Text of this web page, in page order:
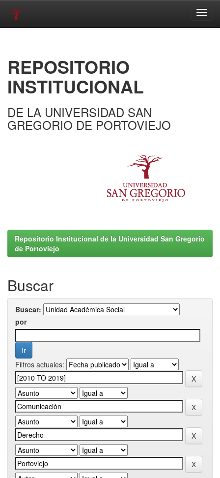
REPOSITORIO
INSTITUCIONAL
DE LA UNIVERSIDAD SAN
GREGORIO DE PORTOVIEJO
Repositorio Institucional de la Universidad San Gregorio
de Portoviejo
Buscar
Buscar:
por
Filtros actuales: